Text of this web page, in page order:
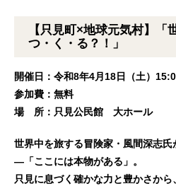
【只見町×地球元気村】「
つ・く・る？！」
開催日：令和8年4月18日（土）
参加費：無料
場 所：只見公民館 大ホール
世界中を旅する冒険家・風間深志
―「ここには本物がある」。
只見に息づく確かな力と豊かさか